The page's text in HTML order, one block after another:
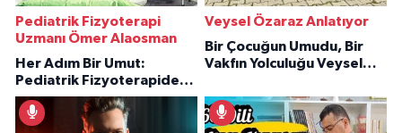
Pediatrik Fizyoterapi
Uzmanı Ömer Alaosman
Her Adım Bir Umut:
Pediatrik Fizyoterapiden
İlham Veren Hikâyeler
Veysel Özaraz Anlatıyor
Bir Çocuğun Umudu, Bir
Vakfın Yolculuğu Veysel